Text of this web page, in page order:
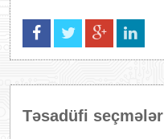
Təsadüfi seçmələr